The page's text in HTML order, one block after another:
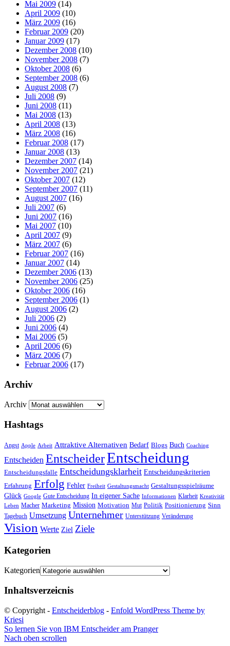
Mai 2009 (14)
April 2009 (10)
März 2009 (16)
Februar 2009 (20)
Januar 2009 (17)
Dezember 2008 (10)
November 2008 (7)
Oktober 2008 (6)
September 2008 (6)
August 2008 (7)
Juli 2008 (9)
Juni 2008 (11)
Mai 2008 (13)
April 2008 (13)
März 2008 (16)
Februar 2008 (17)
Januar 2008 (13)
Dezember 2007 (14)
November 2007 (21)
Oktober 2007 (12)
September 2007 (11)
August 2007 (16)
Juli 2007 (6)
Juni 2007 (16)
Mai 2007 (10)
April 2007 (9)
März 2007 (6)
Februar 2007 (16)
Januar 2007 (14)
Dezember 2006 (13)
November 2006 (25)
Oktober 2006 (16)
September 2006 (1)
August 2006 (2)
Juli 2006 (2)
Juni 2006 (4)
Mai 2006 (5)
April 2006 (6)
März 2006 (7)
Februar 2006 (17)
Archiv
Archiv
Hashtags
Angst Apple Arbeit Attraktive Alternativen Bedarf Blogs Buch Coaching
Entscheiden EntscheiderEntscheidung
Entscheidungsfalle Entscheidungsklarheit Entscheidungskriterien
Erfahrung Erfolg Fehler Freiheit Gestaltungsmacht Gestaltungsspielräume
Glück Google Gute Entscheidung In eigener Sache Informationen Klarheit Kreativität
Leben Macher Marketing Mission Motivation Mut Politik Positionierung Sinn
Tagebuch Umsetzung Unternehmer Unterstützung Veränderung
Vision Werte Ziel Ziele
Kategorien
Kategorien
Inhaltsverzeicnis
© Copyright - Entscheiderblog - Enfold WordPress Theme by
Kriesi
So lernen Sie von IBM Entscheider am Pranger
Nach oben scrollen